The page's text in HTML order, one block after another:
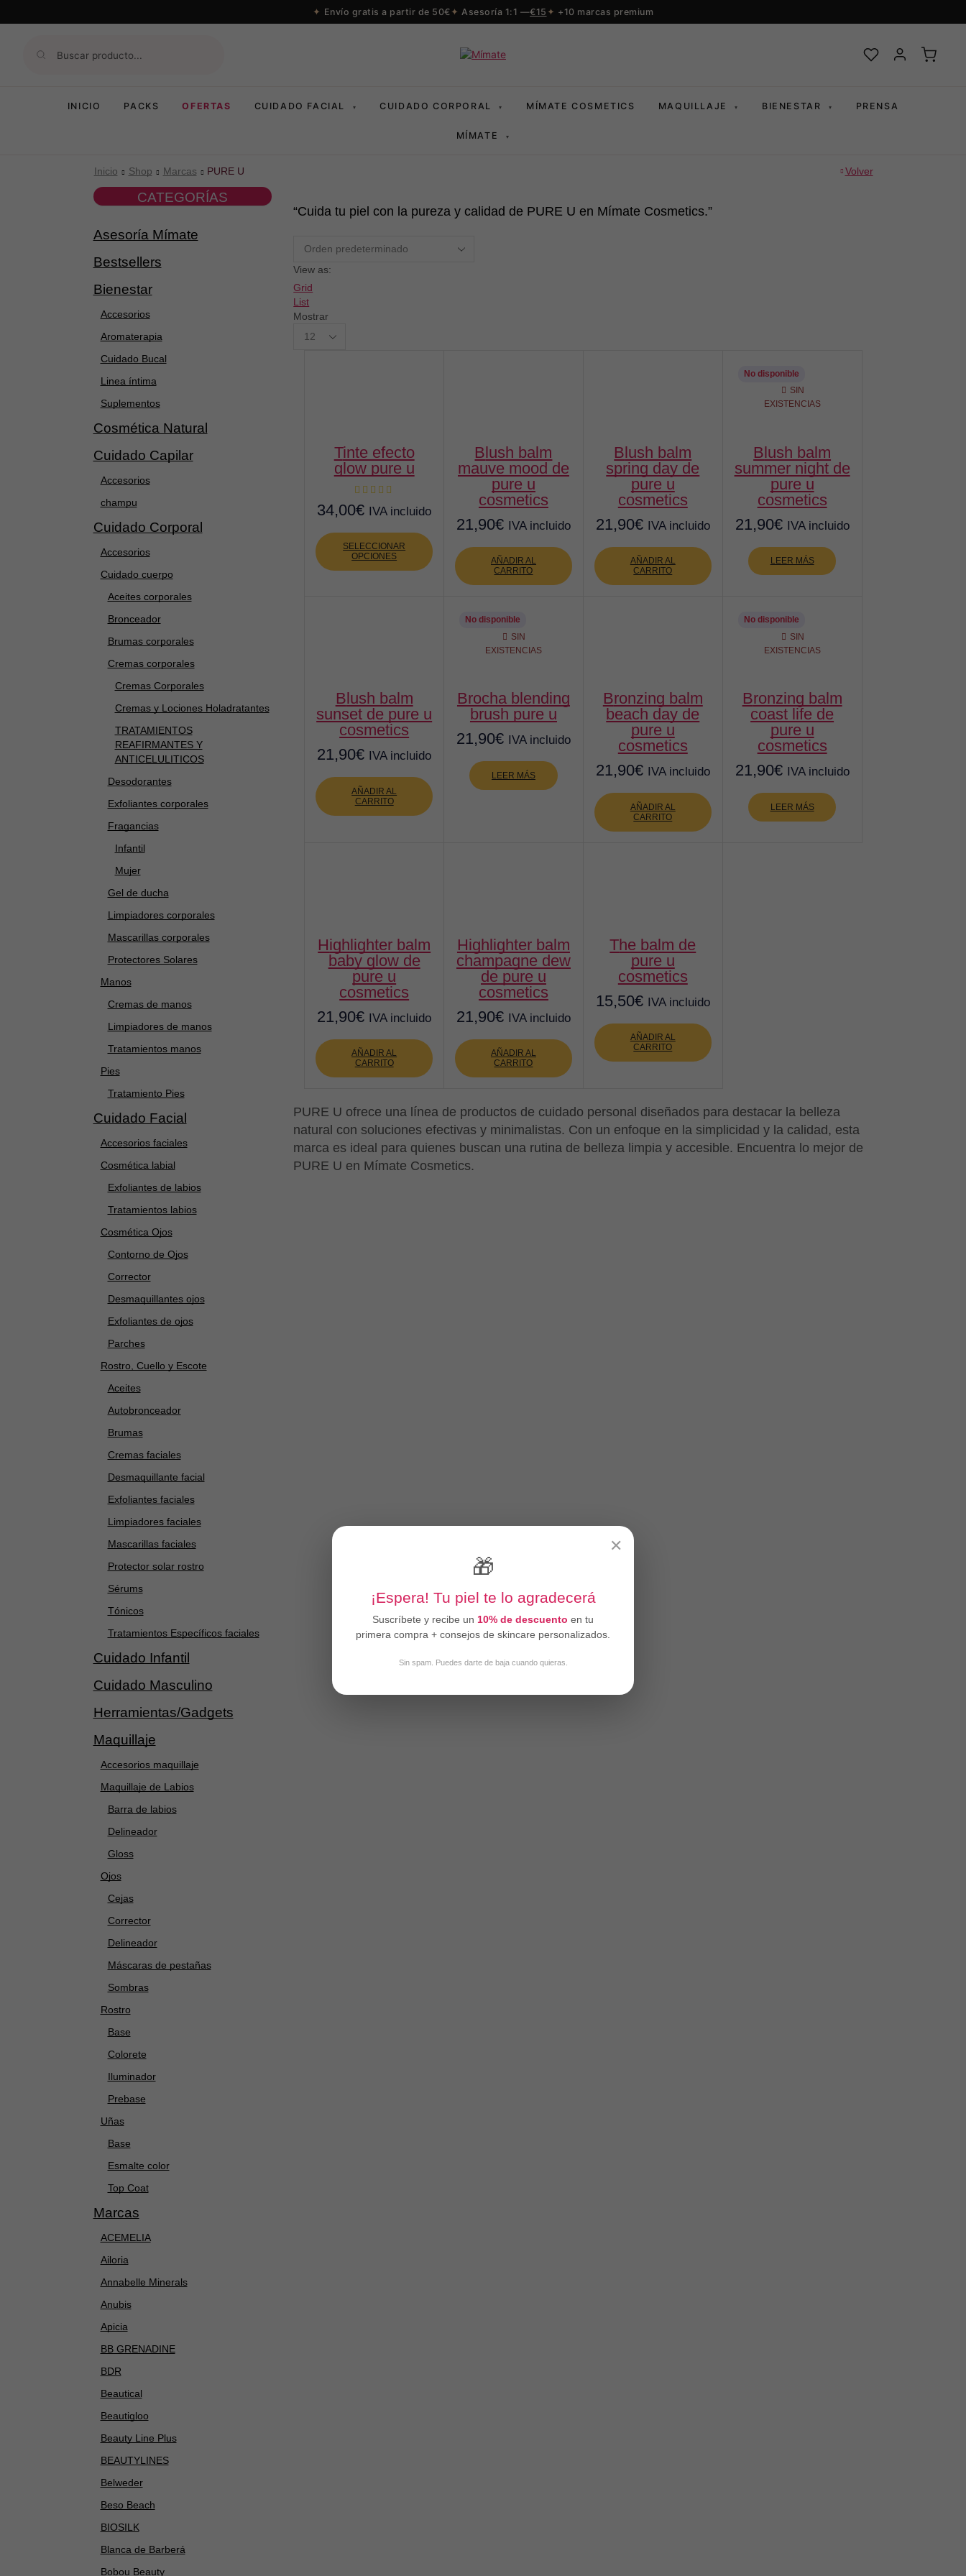
Envío gratis a partir de 50€ Asesoría 1:1 —€15 +10 marcas premium
INICIO PACKS OFERTAS CUIDADO FACIAL ▾ CUIDADO CORPORAL ▾ MÍMATE COSMETICS MAQUILLAJE ▾ BIENESTAR ▾ PRENSA
MÍMATE ▾
Inicio Shop Marcas PURE U Volver
“Cuida tu piel con la pureza y calidad de PURE U en Mímate Cosmetics.”
View as:
Grid
List
Mostrar
tinte efecto
glow pure u
34,00€ IVA incluido
SELECCIONAR
OPCIONES
tiene
múltiples
variantes.
opciones
página
producto
blush balm
mauve mood de
pure u
cosmetics
21,90€ IVA incluido
AÑADIR AL
CARRITO
blush balm
spring day de
pure u
cosmetics
21,90€ IVA incluido
AÑADIR AL
CARRITO
SIN
EXISTENCIAS
No disponible
blush balm
summer night de
pure u
cosmetics
21,90€ IVA incluido
LEER MÁS
blush balm
sunset de pure u
cosmetics
21,90€ IVA incluido
AÑADIR AL
CARRITO
SIN
EXISTENCIAS
No disponible
brocha blending
brush pure u
21,90€ IVA incluido
LEER MÁS
bronzing balm
beach day de
pure u
cosmetics
21,90€ IVA incluido
AÑADIR AL
CARRITO
SIN
EXISTENCIAS
No disponible
bronzing balm
coast life de
pure u
cosmetics
21,90€ IVA incluido
LEER MÁS
highlighter balm
baby glow de
pure u
cosmetics
21,90€ IVA incluido
AÑADIR AL
CARRITO
highlighter balm
champagne dew
de pure u
cosmetics
21,90€ IVA incluido
AÑADIR AL
CARRITO
the balm de
pure u
cosmetics
15,50€ IVA incluido
AÑADIR AL
CARRITO
PURE U ofrece una línea de productos de cuidado personal diseñados para destacar la belleza
natural con soluciones efectivas y minimalistas. Con un enfoque en la simplicidad y la calidad, esta
marca es ideal para quienes buscan una rutina de belleza limpia y accesible. Encuentra lo mejor de
PURE U en Mímate Cosmetics.
CATEGORÍAS
Asesoría Mímate
Bestsellers
Bienestar
Accesorios
Aromaterapia
Cuidado Bucal
Linea íntima
Suplementos
Cosmética Natural
Cuidado Capilar
Accesorios
champu
Cuidado Corporal
Accesorios
Cuidado cuerpo
Aceites corporales
Bronceador
Brumas corporales
Cremas corporales
Cremas Corporales
Cremas y Lociones Holadratantes
TRATAMIENTOS
REAFIRMANTES Y
ANTICELULITICOS
Desodorantes
Exfoliantes corporales
Fragancias
Infantil
Mujer
Gel de ducha
Limpiadores corporales
Mascarillas corporales
Protectores Solares
Manos
Cremas de manos
Limpiadores de manos
Tratamientos manos
Pies
Tratamiento Pies
Cuidado Facial
Accesorios faciales
Cosmética labial
Exfoliantes de labios
Tratamientos labios
Cosmética Ojos
Contorno de Ojos
Corrector
Desmaquillantes ojos
Exfoliantes de ojos
Parches
Rostro, Cuello y Escote
Aceites
Autobronceador
Brumas
Cremas faciales
Desmaquillante facial
Exfoliantes faciales
Limpiadores faciales
Mascarillas faciales
Protector solar rostro
Sérums
Tónicos
Tratamientos Específicos faciales
Cuidado Infantil
Cuidado Masculino
Herramientas/Gadgets
Maquillaje
Accesorios maquillaje
Maquillaje de Labios
Barra de labios
Delineador
Gloss
Ojos
Cejas
Corrector
Delineador
Máscaras de pestañas
Sombras
Rostro
Base
Colorete
Iluminador
Prebase
Uñas
Base
Esmalte color
Top Coat
Marcas
ACEMELIA
Ailoria
Annabelle Minerals
Anubis
Apicia
BB GRENADINE
BDR
Beautical
Beautigloo
Beauty Line Plus
BEAUTYLINES
Belweder
Beso Beach
BIOSILK
Blanca de Barberá
Bobou Beauty
✕
🎁
¡Espera! Tu piel te lo agradecerá
Suscríbete y recibe un 10% de descuento en tu
primera compra + consejos de skincare personalizados.
Sin spam. Puedes darte de baja cuando quieras.